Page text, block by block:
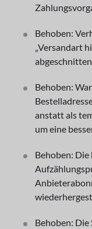
Behoben:
„Versandart
Behoben:
anstatt als
um eine
Behoben:
Behoben: